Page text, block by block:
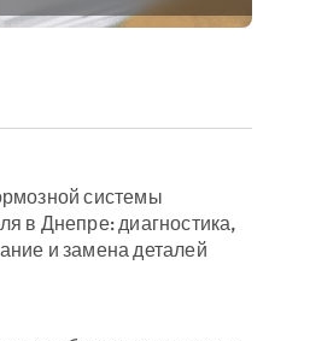
системы
в Днепре: диагностика,
и замена деталей